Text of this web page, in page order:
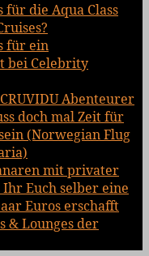
die Aqua Class
für ein
bei Celebrity
Abenteurer
doch mal Zeit für
(Norwegian Flug
mit privater
Euch selber eine
Euros erschafft
& Lounges der